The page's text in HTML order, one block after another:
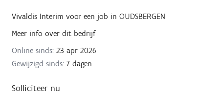
Vivaldis Interim voor een job in OUDSBERGEN
Meer info over dit bedrijf
Online sinds: 23 apr 2026
Gewijzigd sinds: 7 dagen
Solliciteer nu